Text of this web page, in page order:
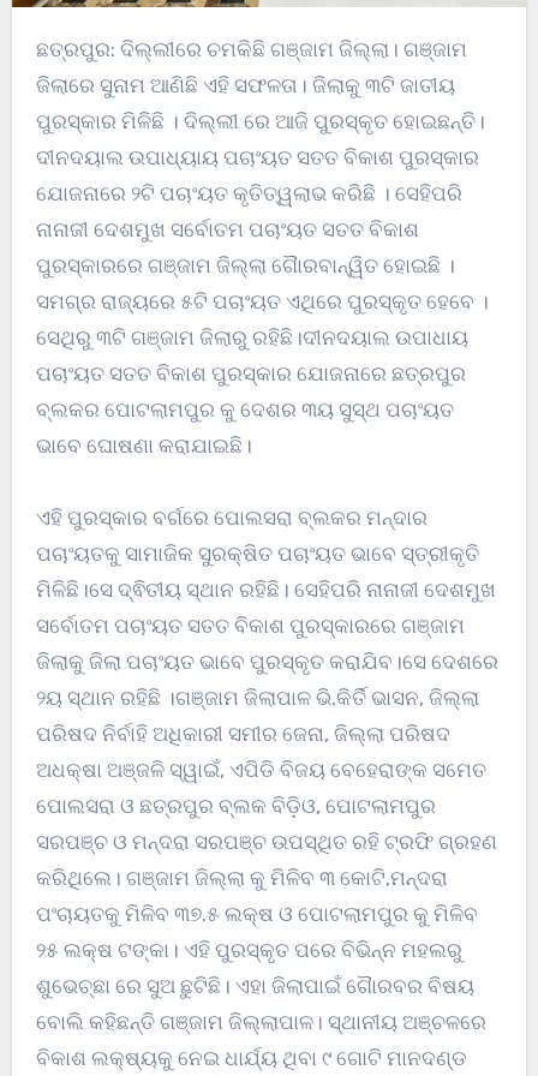
ଛତ୍ରପୁର: ଦିଲ୍ଲୀରେ ଚମକିଛି ଗଞ୍ଜାମ ଜିଲ୍ଲା। ଗଞ୍ଜାମ
ଜିଲାରେ ସୁନାମ ଆଣିଛି ଏହି ସଫଳତା। ଜିଲାକୁ ୩ଟି ଜାତୀୟ
ପୁରସ୍କାର ମିଳିଛି । ଦିଲ୍ଲୀ ରେ ଆଜି ପୁରସ୍କୃତ ହୋଇଛନ୍ତି।
ଦୀନଦୟାଲ ଉପାଧ୍ୟାୟ ପଚାଂୟତ ସତତ ବିକାଶ ପୁରସ୍କାର
ଯୋଜନାରେ ୨ଟି ପଚାଂୟତ କୃତିତ୍ୱଲାଭ କରିଛି । ସେହିପରି
ନାନାଜୀ ଦେଶମୁଖ ସର୍ବୋତମ ପଚାଂୟତ ସତତ ବିକାଶ
ପୁରସ୍କାରରେ ଗଞ୍ଜାମ ଜିଲ୍ଲା ଗୈାରବାନ୍ୱିତ ହୋଇଛି ।
ସମଗ୍ର ରାଜ୍ୟରେ ୫ଟି ପଚାଂୟତ ଏଥିରେ ପୁରସ୍କୃତ ହେବେ ।
ସେଥିରୁ ୩ଟି ଗଞ୍ଜାମ ଜିଲାରୁ ରହିଛି।ଦୀନଦୟାଲ ଉପାଧାୟ
ପଚାଂୟତ ସତତ ବିକାଶ ପୁରସ୍କାର ଯୋଜନାରେ ଛତ୍ରପୁର
ବ୍ଲକର ପୋଟଲାମପୁର କୁ ଦେଶର ୩ୟ ସୁସ୍ଥ ପଚାଂୟତ
ଭାବେ ଘୋଷଣା କରାଯାଇଛି।
ଏହି ପୁରସ୍କାର ବର୍ଗରେ ପୋଲସରା ବ୍ଲକର ମନ୍ଦାର
ପଚାଂୟତକୁ ସାମାଜିକ ସୁରକ୍ଷିତ ପଚାଂୟତ ଭାବେ ସ୍ତ୍ରୀକୃତି
ମିଳିଛି।ସେ ଦ୍ଵିତୀୟ ସ୍ଥାନ ରହିଛି। ସେହିପରି ନାନାଜୀ ଦେଶମୁଖ
ସର୍ବୋତମ ପଚାଂୟତ ସତତ ବିକାଶ ପୁରସ୍କାରରେ ଗଞ୍ଜାମ
ଜିଲାକୁ ଜିଲା ପଚାଂୟତ ଭାବେ ପୁରସ୍କୃତ କରାଯିବ।ସେ ଦେଶରେ
୨ୟ ସ୍ଥାନ ରହିଛି ।ଗଞ୍ଜାମ ଜିଲାପାଳ ଭି.କିର୍ତି ଭାସନ, ଜିଲ୍ଲା
ପରିଷଦ ନିର୍ବାହି ଅଧିକାରୀ ସମୀର ଜେନା, ଜିଲ୍ଲା ପରିଷଦ
ଅଧକ୍ଷା ଅଞ୍ଜଳି ସ୍ୱାଇଁ, ଏପିଡି ବିଜୟ ବେହେରାଙ୍କ ସମେତ
ପୋଲସରା ଓ ଛତ୍ରପୁର ବ୍ଲକ ବିଡ଼ିଓ, ପୋଟଲାମପୁର
ସରପଞ୍ଚ ଓ ମନ୍ଦରା ସରପଞ୍ଚ ଉପସ୍ଥିତ ରହି ଟ୍ରଫି ଗ୍ରହଣ
କରିଥିଲେ। ଗଞ୍ଜାମ ଜିଲ୍ଲା କୁ ମିଳିବ ୩ କୋଟି,ମନ୍ଦରା
ପଂଚାୟତକୁ ମିଳିବ ୩୭.୫ ଲକ୍ଷ ଓ ପୋଟଲାମପୁର କୁ ମିଳିବ
୨୫ ଲକ୍ଷ ଟଙ୍କା। ଏହି ପୁରସ୍କୃତ ପରେ ବିଭିନ୍ନ ମହଲରୁ
ଶୁଭେଚ୍ଛା ରେ ସୁଅ ଛୁଟିଛି। ଏହା ଜିଲାପାଇଁ ଗୈାରବର ବିଷୟ
ବୋଲି କହିଛନ୍ତି ଗଞ୍ଜାମ ଜିଲ୍ଲାପାଳ। ସ୍ଥାନୀୟ ଅଞ୍ଚଳରେ
ବିକାଶ ଲକ୍ଷ୍ୟକୁ ନେଇ ଧାର୍ଯ୍ୟ ଥିବା ୯ ଗୋଟି ମାନଦଣ୍ଡ